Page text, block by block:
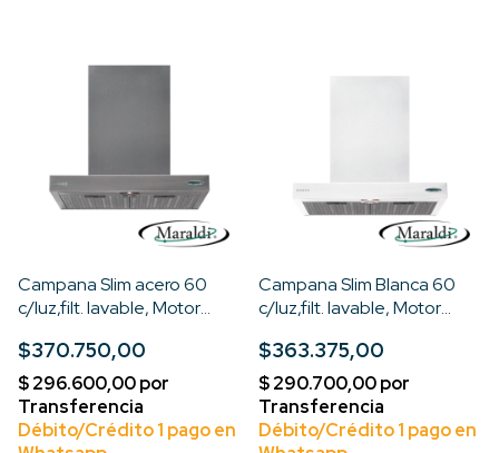
Campana Slim acero 60
c/luz,filt. lavable, Motor
$370.750,00
Campana Slim Blanca 60
c/luz,filt. lavable, Motor
$363.375,00